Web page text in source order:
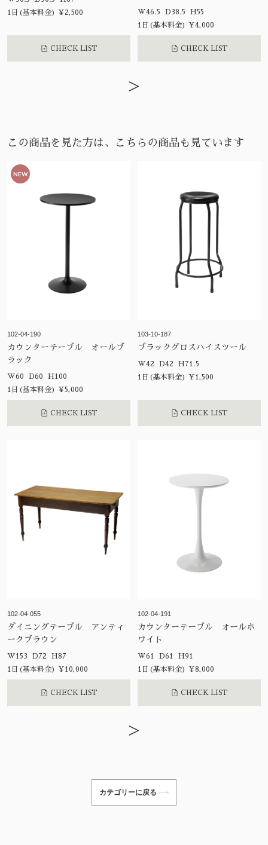
1日(基本料金) ¥2,500
CHECK LIST
W46.5 D38.5 H55
1日(基本料金) ¥4,000
CHECK LIST
>
この商品を見た方は、こちらの商品も見ています
NEW
102-04-190
カウンターテーブル オールブ
ラック
W60 D60 H100
1日(基本料金) ¥5,000
CHECK LIST
103-10-187
ブラックグロスハイスツール
W42 D42 H71.5
1日(基本料金) ¥1,500
CHECK LIST
102-04-055
ダイニングテーブル アンティ
ークブラウン
W153 D72 H87
1日(基本料金) ¥10,000
CHECK LIST
102-04-191
カウンターテーブル オールホ
ワイト
W61 D61 H91
1日(基本料金) ¥8,000
CHECK LIST
>
カテゴリーに戻る